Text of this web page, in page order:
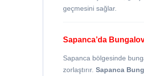
geçmesini sağlar.
Sapanca’da
Sapanca bölgesinde
zorlaştırır. Sapanca